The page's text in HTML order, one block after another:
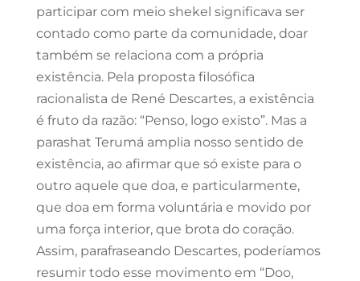
participar com meio shekel significava ser
contado como parte da comunidade, doar
também se relaciona com a própria
existência. Pela proposta filosófica
racionalista de René Descartes, a existência
é fruto da razão: “Penso, logo existo”. Mas a
parashat Terumá amplia nosso sentido de
existência, ao afirmar que só existe para o
outro aquele que doa, e particularmente,
que doa em forma voluntária e movido por
uma força interior, que brota do coração.
Assim, parafraseando Descartes, poderíamos
resumir todo esse movimento em “Doo,